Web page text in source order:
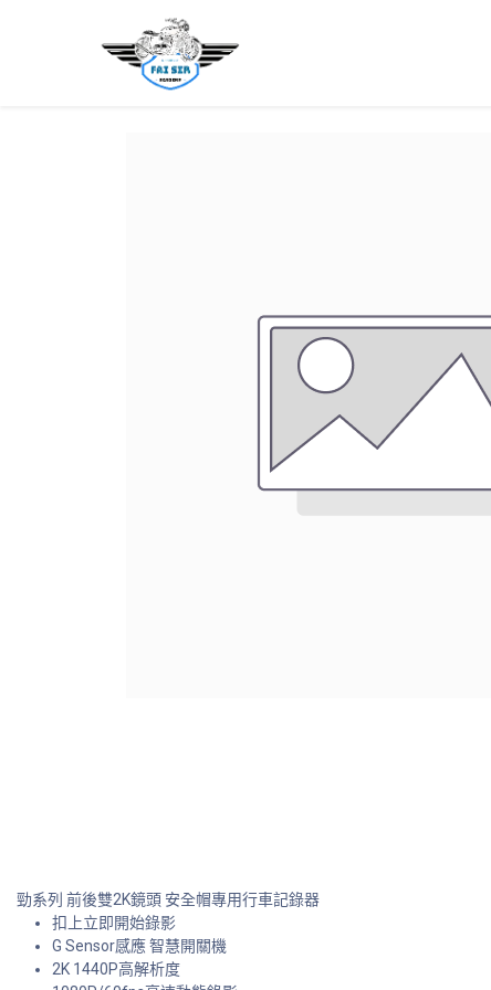
勁系列 前後雙2K鏡頭 安全帽專用行車記錄器
扣上立即開始錄影
G Sensor感應 智慧開關機
2K 1440P高解析度